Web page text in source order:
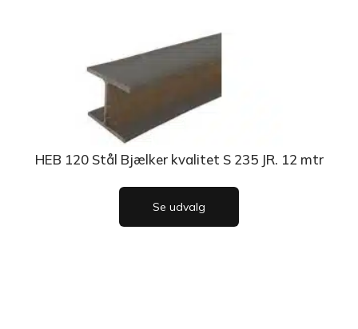
HEB 120 Stål Bjælker kvalitet S 235 JR. 12 mtr
Se udvalg